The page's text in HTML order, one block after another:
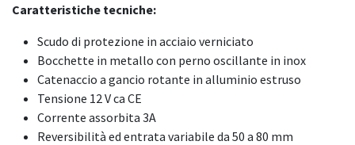
Caratteristiche tecniche:
Scudo di protezione in acciaio verniciato
Bocchette in metallo con perno oscillante in inox
Catenaccio a gancio rotante in alluminio estruso
Tensione 12 V ca CE
Corrente assorbita 3A
Reversibilità ed entrata variabile da 50 a 80 mm